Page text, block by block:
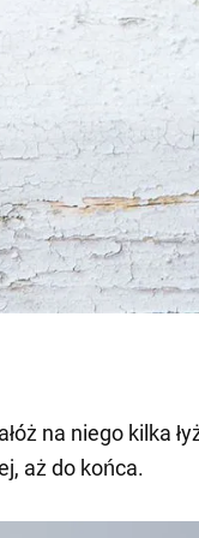
na niego kilka
aż do końca.